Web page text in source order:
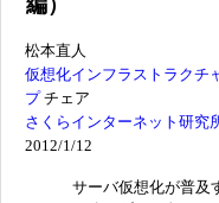
編）
松本直人
仮想化インフラストラクチ
プチェア
さくらインターネット研究
2012/1/12
サーバ仮想化が普及